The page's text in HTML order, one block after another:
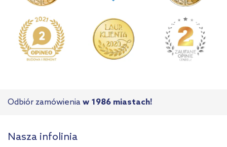
Odbiór zamówienia w 1986 miastach!
Nasza infolinia